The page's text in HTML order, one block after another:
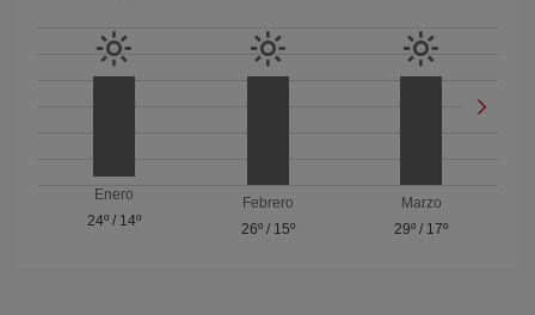
Enero
24º/ 14º
Febrero
26º/ 15º
Marzo
29º / 17º